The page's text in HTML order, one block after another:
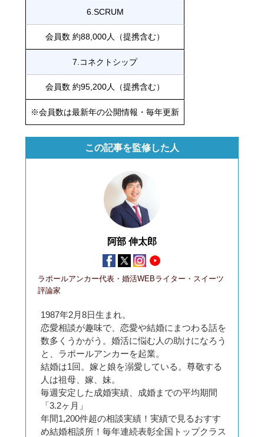
6.SCRUM
会員数 約88,000人（提携含む）
7.コネクトシップ
会員数 約95,200人（提携含む）
※会員数は最新年の公開情報・毎年更新
この記事を監修した人
阿部 伸太郎
ラポールアンカー代表・婚活WEBライター・スイーツ
評論家
1987年2月8日生まれ。
恋愛相談が趣味で、恋愛や結婚にまつわる話を
数多くうかがう。婚活に悩む人の助けになろう
と、ラポールアンカーを起業。
結婚は1回。嫁と娘を溺愛している。尊敬する
人は祖母、嫁、妹。
毎週安定した成婚実績、成婚までの平均期間
「3.2ヶ月」
年間1,200件超の相談実績！実績で見るおすす
め結婚相談所！毎年連続表彰全国トップクラス